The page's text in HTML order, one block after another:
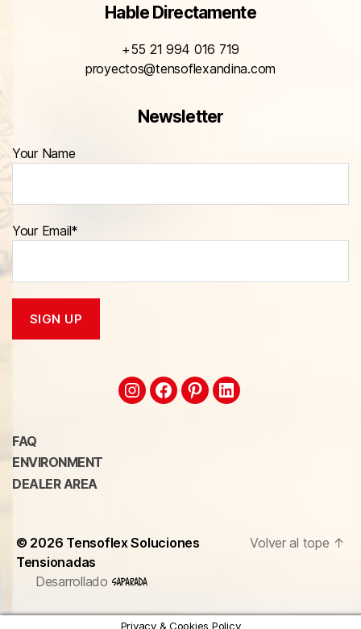
Hable Directamente
+55 21 994 016 719
proyectos@tensoflexandina.com
Newsletter
Your Name
Your Email*
FAQ
ENVIRONMENT
DEALER AREA
© 2026 Tensoflex Soluciones
Tensionadas
Desarrollado
Volver al tope ↑
Privacy & Cookies Policy